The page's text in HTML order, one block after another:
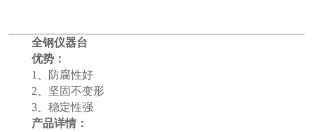
全钢仪器台
优势：
1、防腐性好
2、坚固不变形
3、稳定性强
产品详情：